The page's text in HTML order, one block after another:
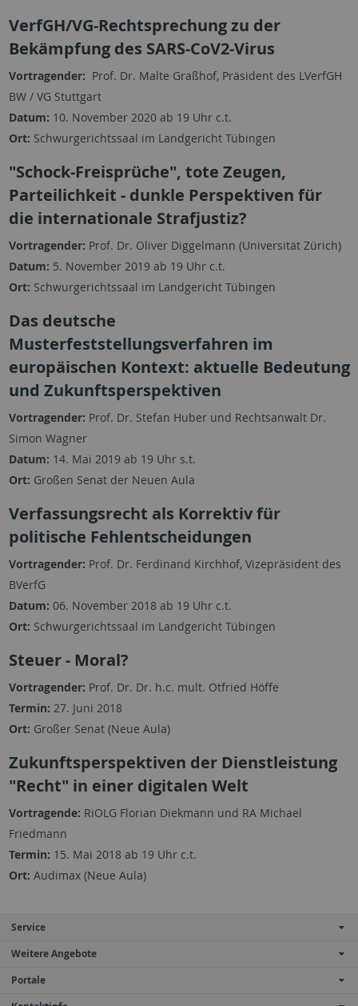
VerfGH/VG-Rechtsprechung zu der
Bekämpfung des SARS-CoV2-Virus
Vortragender: Prof. Dr. Malte Graßhof, Präsident des LVerfGH
BW / VG Stuttgart
Datum: 10. November 2020 ab 19 Uhr c.t.
Ort: Schwurgerichtssaal im Landgericht Tübingen
"Schock-Freisprüche", tote Zeugen,
Parteilichkeit - dunkle Perspektiven für
die internationale Strafjustiz?
Vortragender: Prof. Dr. Oliver Diggelmann (Universität Zürich)
Datum: 5. November 2019 ab 19 Uhr c.t.
Ort: Schwurgerichtssaal im Landgericht Tübingen
Das deutsche
Musterfeststellungsverfahren im
europäischen Kontext: aktuelle Bedeutung
und Zukunftsperspektiven
Vortragender: Prof. Dr. Stefan Huber und Rechtsanwalt Dr.
Simon Wagner
Datum: 14. Mai 2019 ab 19 Uhr s.t.
Ort: Großen Senat der Neuen Aula
Verfassungsrecht als Korrektiv für
politische Fehlentscheidungen
Vortragender: Prof. Dr. Ferdinand Kirchhof, Vizepräsident des
BVerfG
Datum: 06. November 2018 ab 19 Uhr c.t.
Ort: Schwurgerichtssaal im Landgericht Tübingen
Steuer - Moral?
Vortragender: Prof. Dr. Dr. h.c. mult. Otfried Höffe
Termin: 27. Juni 2018
Ort: Großer Senat (Neue Aula)
Zukunftsperspektiven der Dienstleistung
"Recht" in einer digitalen Welt
Vortragende: RiOLG Florian Diekmann und RA Michael
Friedmann
Termin: 15. Mai 2018 ab 19 Uhr c.t.
Ort: Audimax (Neue Aula)
Service
Weitere Angebote
Portale